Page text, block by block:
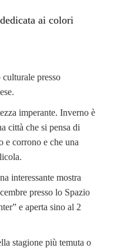
ai colori
presso
imperante. Inverno è
città che si pensa di
e corrono e che una
interessante mostra
presso lo Spazio
e aperta sino al 2
stagione più temuta o